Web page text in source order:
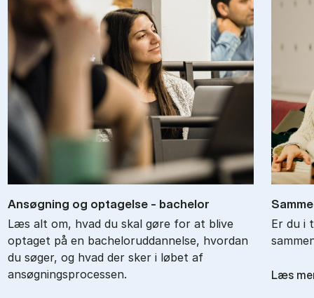
An­søg­ning og op­ta­gel­se - ba­chel­or
Læs alt om, hvad du skal gøre for at blive
optaget på en bacheloruddannelse, hvordan
du søger, og hvad der sker i løbet af
ansøgningsprocessen.
Er du i
Læs